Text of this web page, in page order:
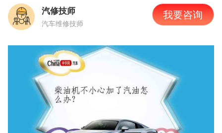
汽修技师
汽车维修技师
我要咨询